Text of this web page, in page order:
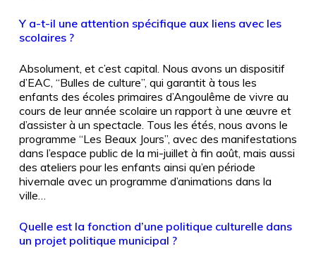
Y a-t-il une attention spécifique aux liens avec les
scolaires ?
Absolument, et c’est capital. Nous avons un dispositif
d’EAC, “Bulles de culture”, qui garantit à tous les
enfants des écoles primaires d’Angoulême de vivre au
cours de leur année scolaire un rapport à une œuvre et
d’assister à un spectacle. Tous les étés, nous avons le
programme “Les Beaux Jours”, avec des manifestations
dans l’espace public de la mi-juillet à fin août, mais aussi
des ateliers pour les enfants ainsi qu’en période
hivernale avec un programme d’animations dans la
ville…
Quelle est la fonction d’une politique culturelle dans
un projet politique municipal ?